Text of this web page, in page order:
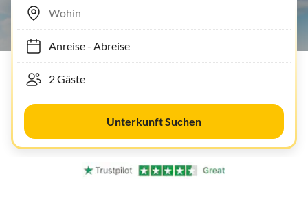
Anreise- Abreise
Unterkunft Suchen